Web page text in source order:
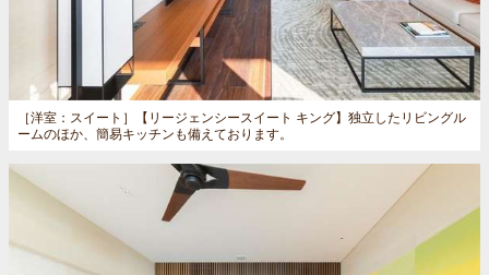
［洋室：スイート］
【リージェンシースイート キング】独立したリビングル
ームのほか、簡易キッチンも備えております。